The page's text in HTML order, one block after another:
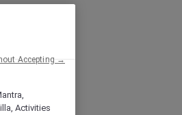
Activities
Accepting →